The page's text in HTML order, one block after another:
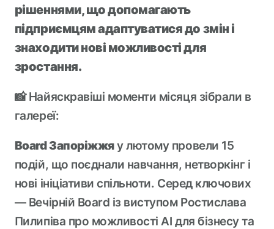
Застосунок спільноти
рішеннями, що допомагають
підприємцям адаптуватися до змін і
знаходити нові можливості для
зростання.
📸 Найяскравіші моменти місяця зібрали в
галереї:
Board Запоріжжяу лютому провели 15
подій, що поєднали навчання, нетворкінг і
нові ініціативи спільноти. Серед ключових
— Вечірній Board із виступом Ростислава
Пилипіва про можливості AI для бізнесу та